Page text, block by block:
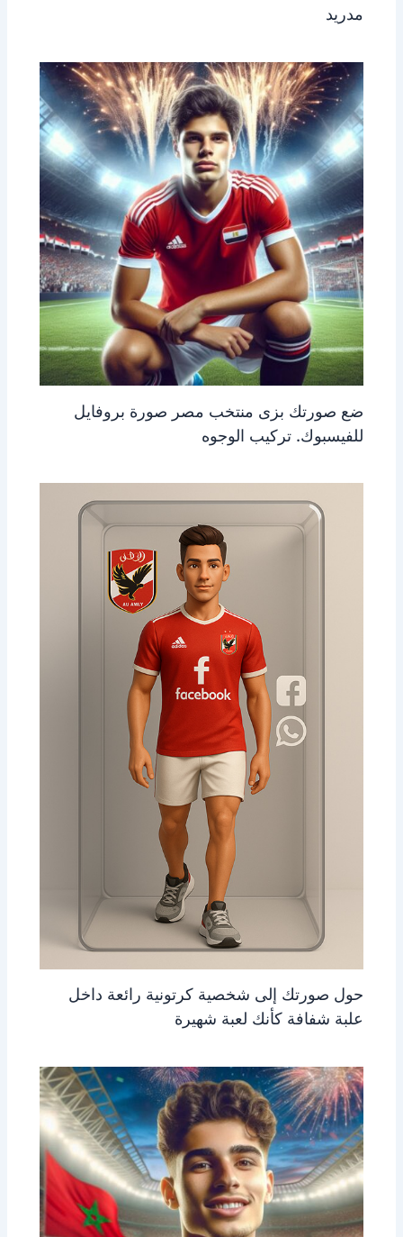
مدريد
ضع صورتك بزى منتخب مصر صورة بروفايل
للفيسبوك. تركيب الوجوه
حول صورتك إلى شخصية كرتونية رائعة داخل
علبة شفافة كأنك لعبة شهيرة